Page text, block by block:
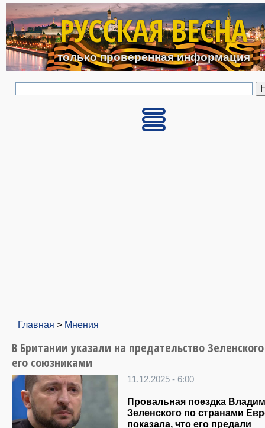
Перейти к основному
РУССКАЯ ВЕСНА
только проверенная информация
Главная > Мнения
В Британии указали на предательство Зеленского
его союзниками
11.12.2025 - 6:00
Провальная поездка
Зеленского по странами
показала, что его предали